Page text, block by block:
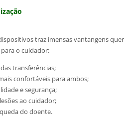
traz imensas vantangens quer
o cuidador:
transferências;
confortáveis para ambos;
e segurança;
ao cuidador;
do doente.